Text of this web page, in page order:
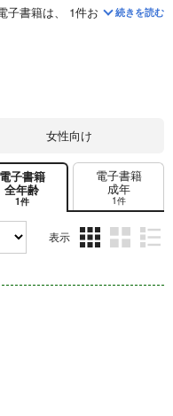
子書籍は、 1件お取り扱いが
続きを読む
女性向け
電子書籍
全年齢
1件
電子書籍
成年
1件
表示
ム
ム
ム